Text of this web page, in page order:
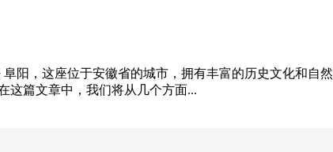
阳，这座位于安徽省的城市，拥有丰富的历史文化和自
这篇文章中，我们将从几个方面...